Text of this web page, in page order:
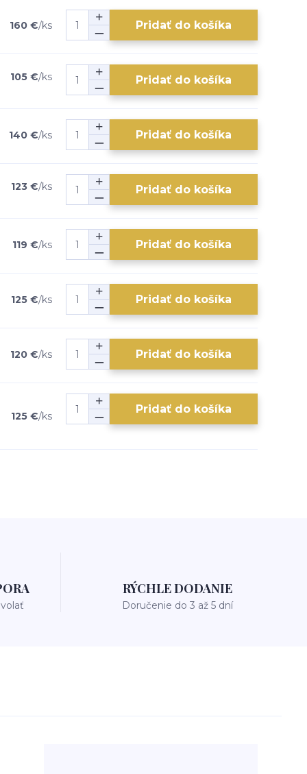
160 €/ks Pridať do košíka
105 €/ks Pridať do košíka
140 €/ks Pridať do košíka
123 €/ks Pridať do košíka
119 €/ks Pridať do košíka
125 €/ks Pridať do košíka
120 €/ks Pridať do košíka
125 €/ks
Pridať do košíka
RÝCHLE DODANIE
Doručenie do 3 až 5 dní